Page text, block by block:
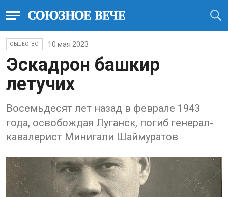
ОБЩЕСТВО 10 мая 2023
Эскадрон башкир
летучих
Восемьдесят лет назад в феврале 1943
года, освобождая Луганск, погиб генерал-
кавалерист Минигали Шаймуратов